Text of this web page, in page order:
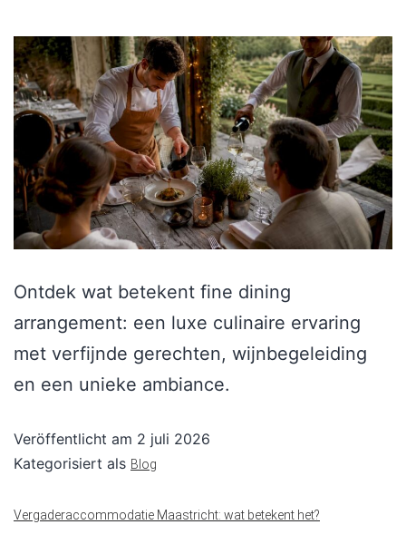
Ontdek wat betekent fine dining
arrangement: een luxe culinaire ervaring
met verfijnde gerechten, wijnbegeleiding
en een unieke ambiance.
Veröffentlicht am 2 juli 2026
Kategorisiert als Blog
Vergaderaccommodatie Maastricht: wat betekent het?